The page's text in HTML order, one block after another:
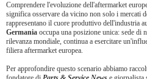
Comprendere l'evoluzione dell'aftermarket
significa osservare da vicino non solo i mercati
rappresentano il cuore produttivo dell'industria
Germania occupa una posizione unica: sede di
rilevanza mondiale, continua a esercitare
filiera aftermarket europea.
Per approfondire questo scenario abbiamo